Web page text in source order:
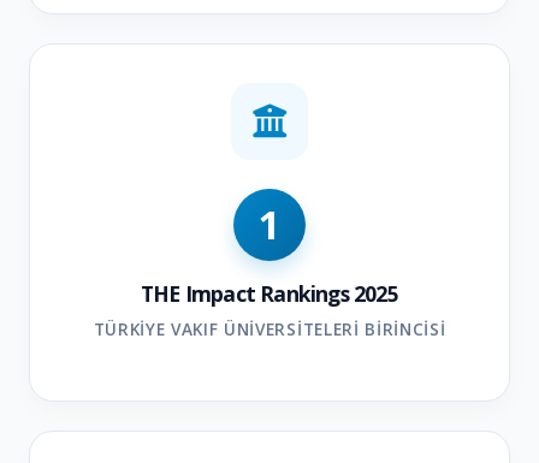
1
THE Impact Rankings 2025
TÜRKIYE VAKIF ÜNIVERSITELERI BIRINCISI